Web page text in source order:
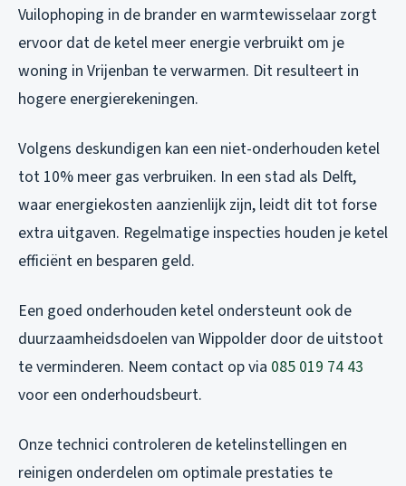
Vuilophoping in de brander en warmtewisselaar zorgt
ervoor dat de ketel meer energie verbruikt om je
woning in Vrijenban te verwarmen. Dit resulteert in
hogere energierekeningen.
Volgens deskundigen kan een niet-onderhouden ketel
tot 10% meer gas verbruiken. In een stad als Delft,
waar energiekosten aanzienlijk zijn, leidt dit tot forse
extra uitgaven. Regelmatige inspecties houden je ketel
efficiënt en besparen geld.
Een goed onderhouden ketel ondersteunt ook de
duurzaamheidsdoelen van Wippolder door de uitstoot
te verminderen. Neem contact op via 085 019 74 43
voor een onderhoudsbeurt.
Onze technici controleren de ketelinstellingen en
reinigen onderdelen om optimale prestaties te